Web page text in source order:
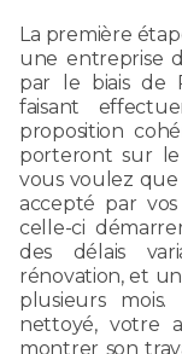
La première
une entreprise
par le biais de
faisant
proposition
porteront sur
vous voulez que
accepté par
celle-ci
des délais
rénovation, et
plusieurs
nettoyé, votre
montrer son